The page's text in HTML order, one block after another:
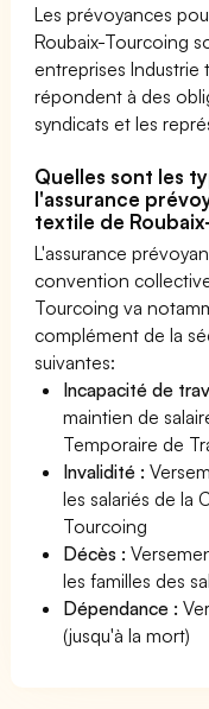
Les prévoyances
Roubaix-Tourcoing
entreprises Industrie
répondent à des
syndicats et les
Quelles sont les
l'assurance
textile de
L'assurance
convention
Tourcoing va
complément de la
suivantes:
Incapacité de
maintien de
Temporaire de
Invalidité :
les salariés de la
Tourcoing
Décès :
les familles des
Dépendance :
(jusqu'à la mort)